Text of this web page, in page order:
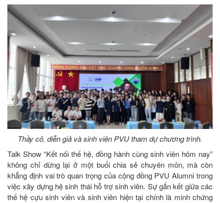
Thầy cô, diễn giả và sinh viên PVU tham dự chương trình.
Talk Show “Kết nối thế hệ, đồng hành cùng sinh viên hôm nay”
không chỉ dừng lại ở một buổi chia sẻ chuyên môn, mà còn
khẳng định vai trò quan trọng của cộng đồng PVU Alumni trong
việc xây dựng hệ sinh thái hỗ trợ sinh viên. Sự gắn kết giữa các
thế hệ cựu sinh viên và sinh viên hiện tại chính là minh chứng